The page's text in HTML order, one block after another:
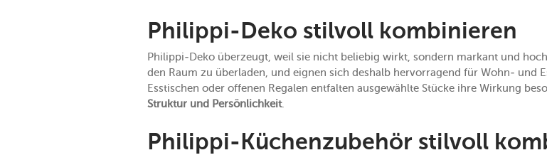
Philippi-Deko stilvoll kombinieren
Philippi-Deko überzeugt, weil sie nicht beliebig wirkt, sondern markant und
den Raum zu überladen, und eignen sich deshalb hervorragend für Wohn- und
Esstischen oder offenen Regalen entfalten ausgewählte Stücke ihre Wirkung
Struktur und Persönlichkeit.
Philippi-Küchenzubehör stilvoll